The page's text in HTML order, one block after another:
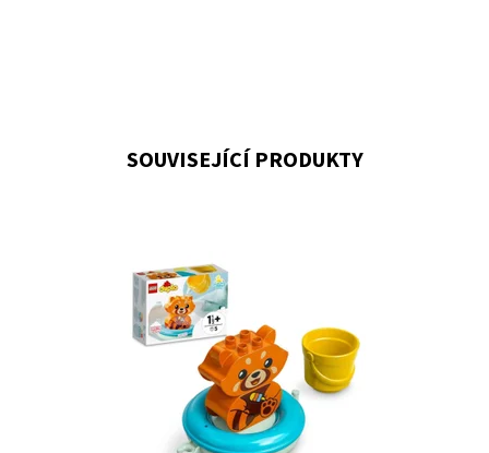
SOUVISEJÍCÍ PRODUKTY
Obohaťte koupání o rozvíjení dovedností o spoustu
legrace s touto všestrannou, snadno omyvatelnou
hračkou pro nejmenší.
Skladem3